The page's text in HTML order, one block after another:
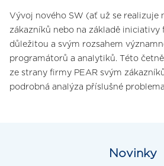
Vývoj nového SW (ať už se realizuje
zákazníků nebo na základě iniciativy
důležitou a svým rozsahem
programátorů a analytiků. Této
ze strany firmy PEAR svým
podrobná analýza příslušné
Novinky